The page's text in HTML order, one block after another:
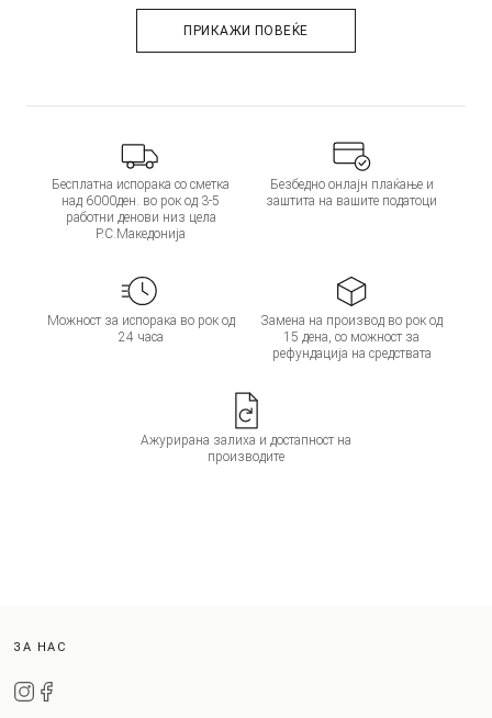
ПРИКАЖИ ПОВЕЌЕ
Бесплатна испорака со сметка
над 6000ден. во рок од 3-5
работни денови низ цела
Р.С.Македонија
Безбедно онлајн плаќање и
заштита на вашите податоци
Можност за испорака во рок од
24 часа
Замена на производ во рок од
15 дена, со можност за
рефундација на средствата
Ажурирана залиха и достапност на
производите
ЗА НАС